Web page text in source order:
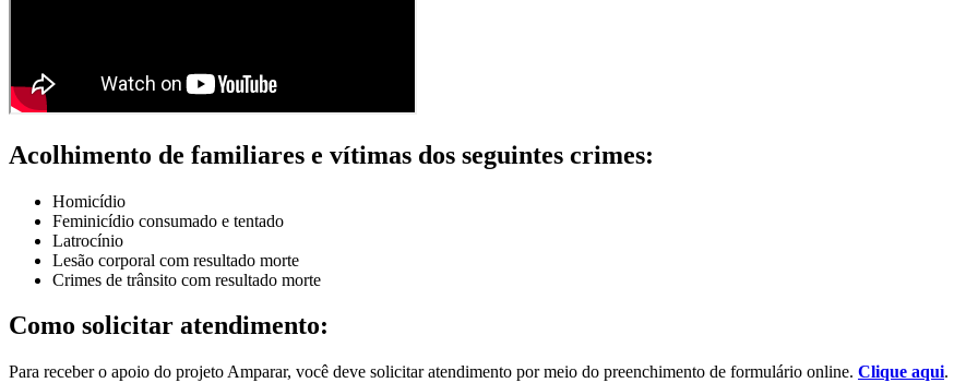
Acolhimento de familiares e vítimas dos seguintes crimes:
Homicídio
Feminicídio consumado e tentado
Latrocínio
Lesão corporal com resultado morte
Crimes de trânsito com resultado morte
Como solicitar atendimento:
Para receber o apoio do projeto Amparar, você deve solicitar atendimento por meio do preenchimento de formulário online. Clique aqui.